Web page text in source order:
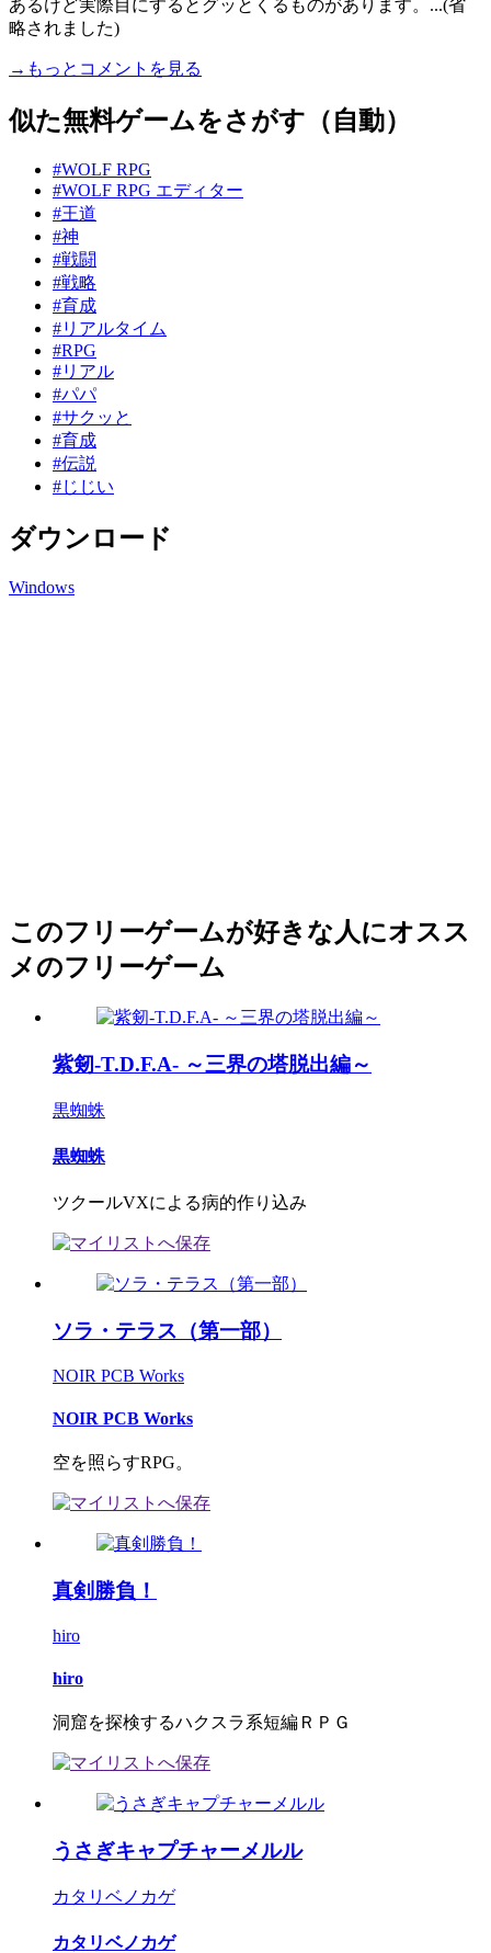
あるけど実際目にするとグッとくるものがあります。...(省
略されました)
→もっとコメントを見る
似た無料ゲームをさがす（自動）
#WOLF RPG
#WOLF RPG エディター
#王道
#神
#戦闘
#戦略
#育成
#リアルタイム
#RPG
#リアル
#パパ
#サクッと
#育成
#伝説
#じじい
ダウンロード
Windows
このフリーゲームが好きな人にオスス
メのフリーゲーム
紫剱-T.D.F.A- ～三界の塔脱出編～
黒蜘蛛
黒蜘蛛
ツクールVXによる病的作り込み
ソラ・テラス（第一部）
NOIR PCB Works
NOIR PCB Works
空を照らすRPG。
真剣勝負！
hiro
hiro
洞窟を探検するハクスラ系短編ＲＰＧ
うさぎキャプチャーメルル
カタリベノカゲ
カタリベノカゲ